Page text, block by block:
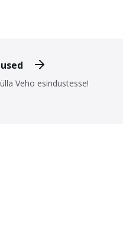
Veho esindustesse!